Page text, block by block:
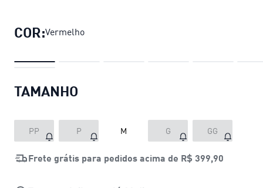
COR:Vermelho
TAMANHO
PP P M G GG
Frete grátis para pedidos acima de R$ 399,90